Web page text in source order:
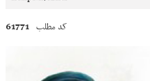
کد مطلب 61771